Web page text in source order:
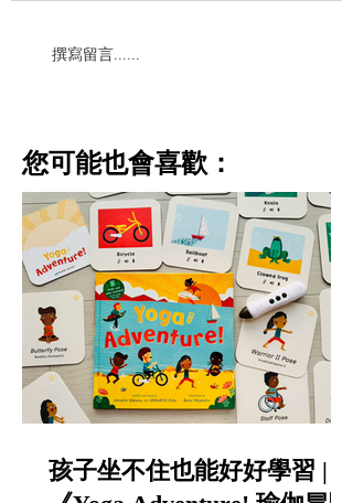
撰寫留言......
​您可能也會喜歡：
孩子坐不住也能好好學習 |